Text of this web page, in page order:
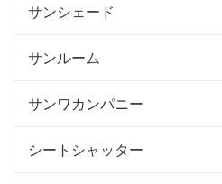
サンシェード
サンルーム
サンワカンパニー
シートシャッター